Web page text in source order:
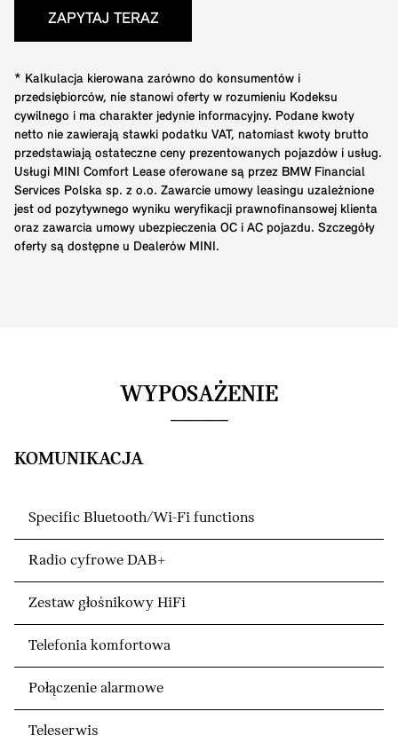
ZAPYTAJ TERAZ
* Kalkulacja kierowana zarówno do konsumentów i
przedsiębiorców, nie stanowi oferty w rozumieniu Kodeksu
cywilnego i ma charakter jedynie informacyjny. Podane kwoty
netto nie zawierają stawki podatku VAT, natomiast kwoty brutto
przedstawiają ostateczne ceny prezentowanych pojazdów i usług.
Usługi MINI Comfort Lease oferowane są przez BMW Financial
Services Polska sp. z o.o. Zawarcie umowy leasingu uzależnione
jest od pozytywnego wyniku weryfikacji prawnofinansowej klienta
oraz zawarcia umowy ubezpieczenia OC i AC pojazdu. Szczegóły
oferty są dostępne u Dealerów MINI.
WYPOSAŻENIE
KOMUNIKACJA
Specific Bluetooth/Wi-Fi functions
Radio cyfrowe DAB+
Zestaw głośnikowy HiFi
Telefonia komfortowa
Połączenie alarmowe
Teleserwis